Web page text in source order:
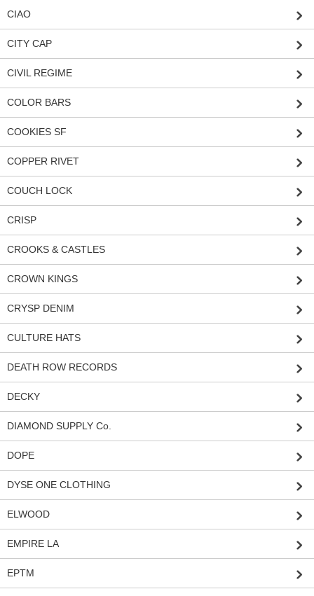
CIAO
CITY CAP
CIVIL REGIME
COLOR BARS
COOKIES SF
COPPER RIVET
COUCH LOCK
CRISP
CROOKS & CASTLES
CROWN KINGS
CRYSP DENIM
CULTURE HATS
DEATH ROW RECORDS
DECKY
DIAMOND SUPPLY Co.
DOPE
DYSE ONE CLOTHING
ELWOOD
EMPIRE LA
EPTM